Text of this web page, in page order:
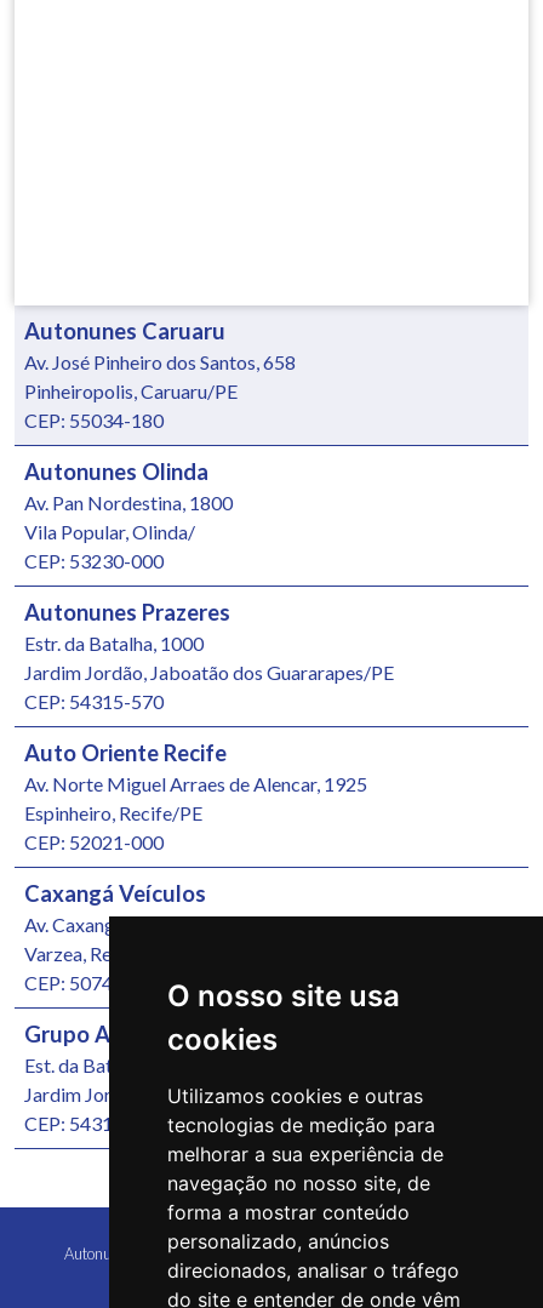
O nosso site usa
cookies
Utilizamos cookies e outras
tecnologias de medição para
melhorar a sua experiência de
navegação no nosso site, de
forma a mostrar conteúdo
personalizado, anúncios
direcionados, analisar o tráfego
do site e entender de onde vêm
Autonunes Caruaru
Av. José Pinheiro dos Santos, 658
Pinheiropolis, Caruaru/PE
CEP: 55034-180
Autonunes Olinda
Av. Pan Nordestina, 1800
Vila Popular, Olinda/
CEP: 53230-000
Autonunes Prazeres
Estr. da Batalha, 1000
Jardim Jordão, Jaboatão dos Guararapes/PE
CEP: 54315-570
Auto Oriente Recife
Av. Norte Miguel Arraes de Alencar, 1925
Espinheiro, Recife/PE
CEP: 52021-000
Caxangá Veículos
Av. Caxangá, 4251
Varzea, Recife/PE
CEP: 50740-000
Grupo Autonunes Seminovos
Est. da Batalha, 1000
Jardim Jordão, Jaboatão dos Guararapes/PE
CEP: 54315-570
Autonunes Caruaru Copyright 2026 Todos os direitos reservados